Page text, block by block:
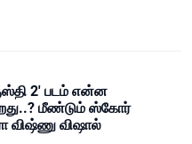
மீண்டும் ஸ்கோர்
விஷ்ணு விஷால்